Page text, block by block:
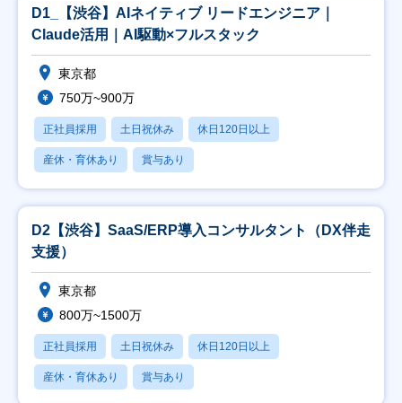
D1_【渋谷】AIネイティブ リードエンジニア｜
Claude活用｜AI駆動×フルスタック
東京都
750万~900万
正社員採用 土日祝休み 休日120日以上
産休・育休あり 賞与あり
D2【渋谷】SaaS/ERP導入コンサルタント（DX伴走
支援）
東京都
800万~1500万
正社員採用 土日祝休み 休日120日以上
産休・育休あり 賞与あり